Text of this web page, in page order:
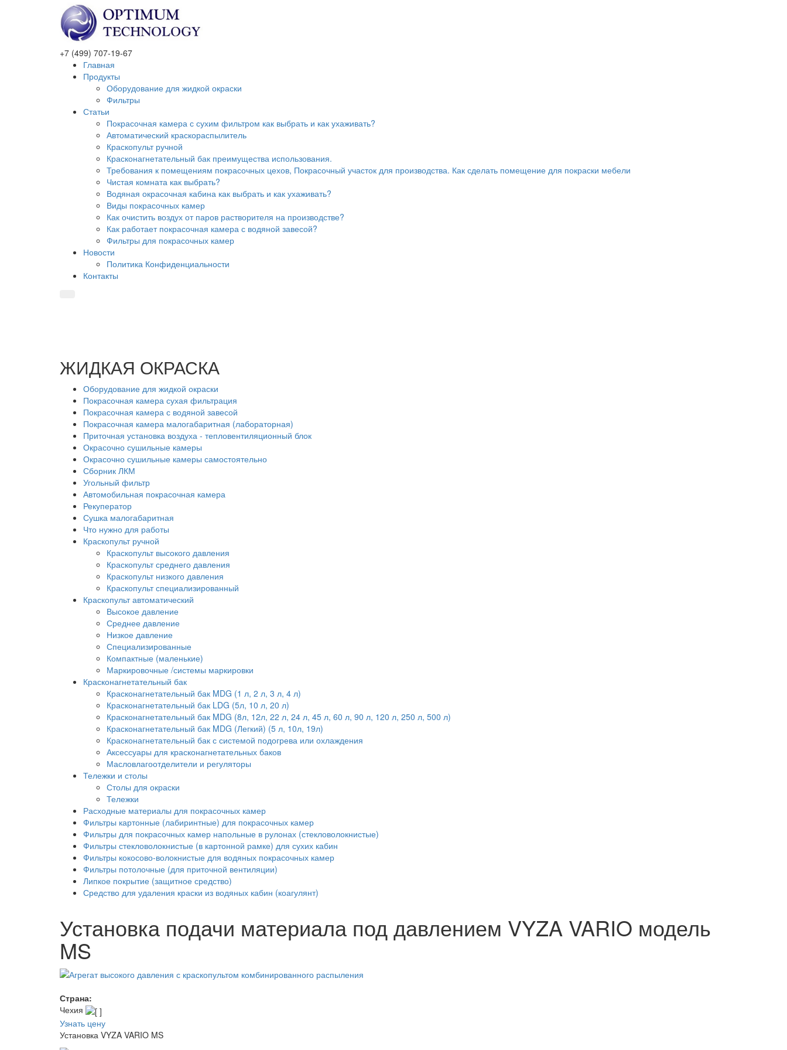
+7 (499) 707-19-67
Главная
Продукты
Оборудование для жидкой окраски
Фильтры
Статьи
Покрасочная камера с сухим фильтром как выбрать и как ухаживать?
Автоматический краскораспылитель
Краскопульт ручной
Красконагнетательный бак преимущества использования.
Требования к помещениям покрасочных цехов, Покрасочный участок для производства. Как сделать помещение для покраски мебели
Чистая комната как выбрать?
Водяная окрасочная кабина как выбрать и как ухаживать?
Виды покрасочных камер
Как очистить воздух от паров растворителя на производстве?
Как работает покрасочная камера с водяной завесой?
Фильтры для покрасочных камер
Новости
Политика Конфиденциальности
Контакты
ЖИДКАЯ ОКРАСКА
Оборудование для жидкой окраски
Покрасочная камера сухая фильтрация
Покрасочная камера с водяной завесой
Покрасочная камера малогабаритная (лабораторная)
Приточная установка воздуха - тепловентиляционный блок
Окрасочно сушильные камеры
Окрасочно сушильные камеры самостоятельно
Сборник ЛКМ
Угольный фильтр
Автомобильная покрасочная камера
Рекуператор
Сушка малогабаритная
Что нужно для работы
Краскопульт ручной
Краскопульт высокого давления
Краскопульт среднего давления
Краскопульт низкого давления
Краскопульт специализированный
Краскопульт автоматический
Высокое давление
Среднее давление
Низкое давление
Специализированные
Компактные (маленькие)
Маркировочные /системы маркировки
Красконагнетательный бак
Красконагнетательный бак MDG (1 л, 2 л, 3 л, 4 л)
Красконагнетательный бак LDG (5л, 10 л, 20 л)
Красконагнетательный бак MDG (8л, 12л, 22 л, 24 л, 45 л, 60 л, 90 л, 120 л, 250 л, 500 л)
Красконагнетательный бак MDG (Легкий) (5 л, 10л, 19л)
Красконагнетательный бак с системой подогрева или охлаждения
Аксессуары для красконагнетательных баков
Масловлагоотделители и регуляторы
Тележки и столы
Столы для окраски
Тележки
Расходные материалы для покрасочных камер
Фильтры картонные (лабиринтные) для покрасочных камер
Фильтры для покрасочных камер напольные в рулонах (стекловолокнистые)
Фильтры стекловолокнистые (в картонной рамке) для сухих кабин
Фильтры кокосово-волокнистые для водяных покрасочных камер
Фильтры потолочные (для приточной вентиляции)
Липкое покрытие (защитное средство)
Средство для удаления краски из водяных кабин (коагулянт)
Установка подачи материала под давлением VYZA VARIO модель
MS
Страна:
Чехия
Узнать цену
Установка VYZA VARIO MS